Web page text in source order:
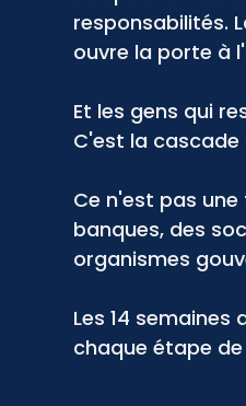
responsabilités.
ouvre la porte à
Et les gens qui
C'est la cascade
Ce n'est pas
banques, des
organismes
Les 14 semaines
chaque étape